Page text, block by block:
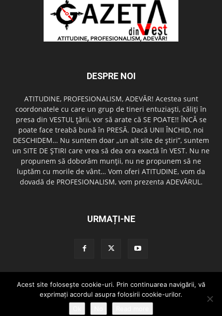
DESPRE NOI
ATITUDINE, PROFESIONALISM, ADEVĂR! Acestea sunt
coordonatele cu care un grup de tineri entuziaşti, căliţi în
presa din VESTUL ţării, vor să arate că SE POATE!! ÎNCĂ se
poate face treabă bună în PRESĂ. Dacă UNII ÎNCHID, noi
DESCHIDEM… Nu suntem doar „un alt site de ştiri”, suntem
un SITE DE ŞTIRI care vrea să dea ora exactă în VEST. Nu ne
propunem să doborâm munţii, nu ne propunem să ne
luptăm cu morile de vânt… Vom oferi ATITUDINE, vom da
dovadă de PROFESIONALISM, vom prezenta ADEVĂRUL.
URMAȚI-NE
Redactia GazetaDinVest.ro Termeni de utilizare
Cod de conduita
Confidentialitatea Datelor
Trimite o stire! Publicitate
© copyright 2015 - 2026 GazetaDinVest.ro. Toate drepturile rezervate!
Acest site foloseşte cookie-uri. Prin continuarea navigării, vă
exprimaţi acordul asupra folosirii cookie-urilor.